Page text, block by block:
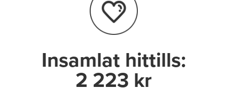
I
n
Insamlat hittills:
2 223 kr